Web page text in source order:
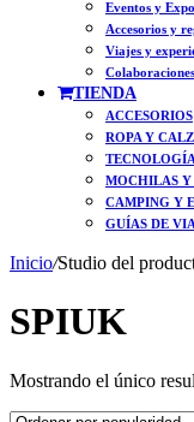
Eventos y
Accesorios y
Viajes y
TIENDA
ACCESORIOS
ROPA Y
TECNOLOGÍA
MOCHILAS Y
CAMPING Y
GUÍAS DE
Inicio/Studio del
SPIUK
Mostrando el único